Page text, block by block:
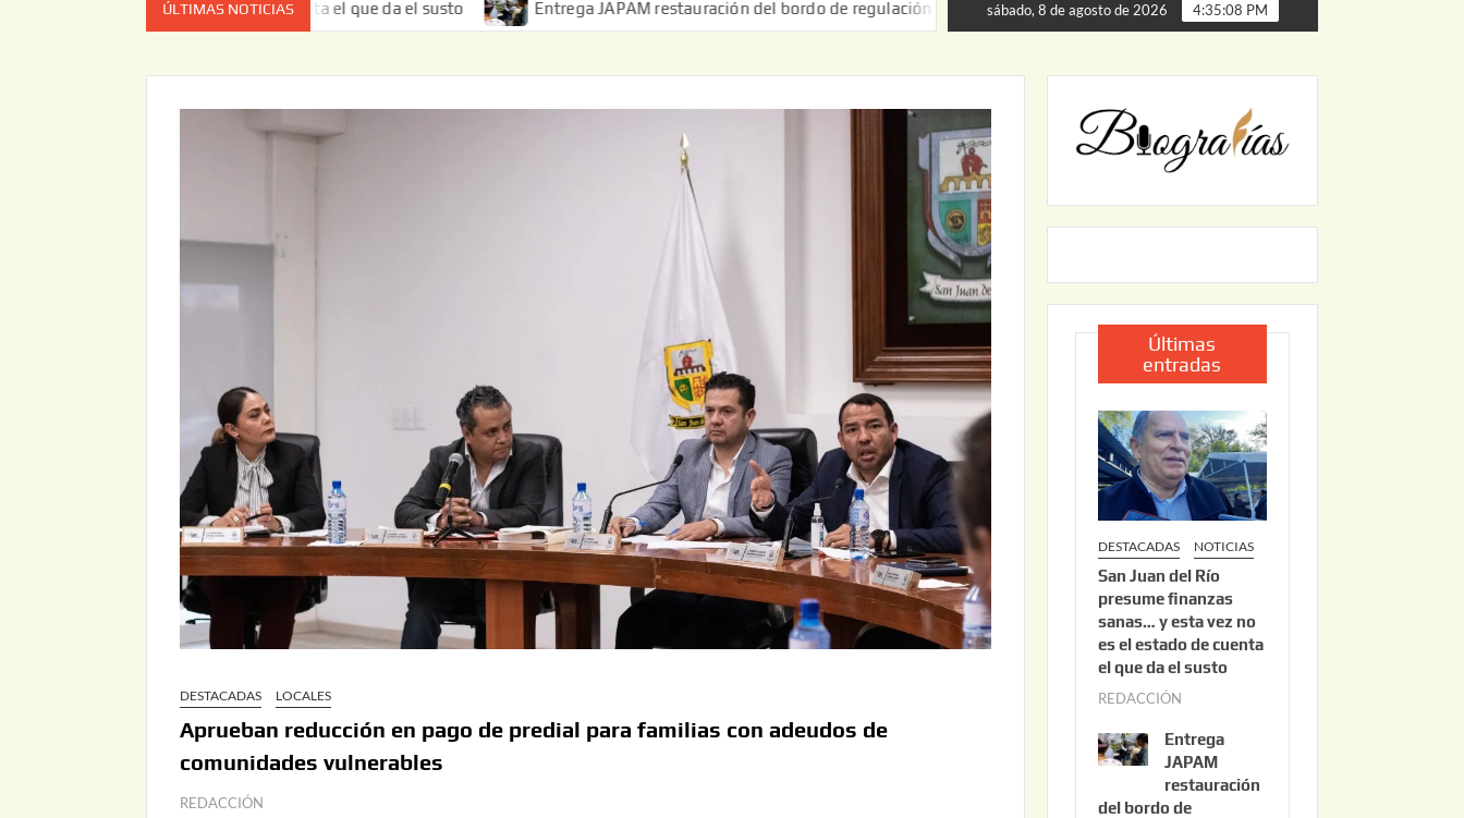
ÚLTIMAS NOTICIAS
vez no es el estado de cuenta el que da el susto Entrega JAPAM restauración del bordo de regulación en el Ejido de Puerta de Palmillas ARRANCA JAPAM EL PROGRAMA
sábado, 8 de agosto de 2026 4:35:09 PM
DESTACADAS LOCALES
Aprueban reducción en pago de predial para familias con adeudos de
comunidades vulnerables
REDACCIÓN
Últimas
entradas
DESTACADAS NOTICIAS
San Juan del Río
presume finanzas
sanas… y esta vez no
es el estado de cuenta
el que da el susto
REDACCIÓN
o
s
t
Entrega
JAPAM
restauración
del bordo de